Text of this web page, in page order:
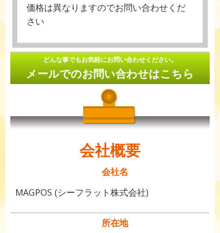
価格は異なりますのでお問い合わせくだ
さい
どんな事でもお気軽にお問い合わせください。
メールでのお問い合わせはこちら
会社概要
会社名
MAGPOS (シーフラット株式会社)
所在地